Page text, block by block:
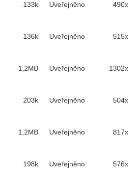
133k Uveřejněno 490x
136k Uveřejněno 515x
1,2MB Uveřejněno 1302x
203k Uveřejněno 504x
1,2MB Uveřejněno 817x
198k Uveřejněno 576x